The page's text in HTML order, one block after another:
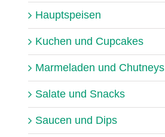
Hauptspeisen
Kuchen und Cupcakes
Marmeladen und Chutneys
Salate und Snacks
Saucen und Dips